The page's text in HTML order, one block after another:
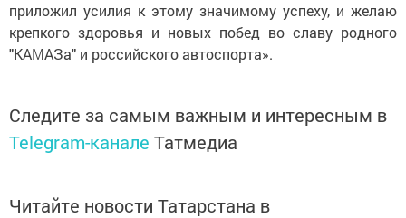
приложил усилия к этому значимому успеху, и желаю
крепкого здоровья и новых побед во славу родного
"КАМАЗа" и российского автоспорта».
Следите за самым важным и интересным в
Telegram-канале Татмедиа
Читайте новости Татарстана в